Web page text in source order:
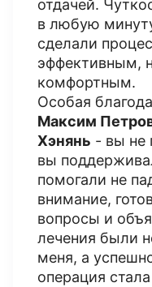
отдачей.
в любую
сделали
эффективным,
комфортным.
Особая
Максим
Хэнянь - вы не
вы
помогали не
внимание,
вопросы и
лечения были
меня, а
операция